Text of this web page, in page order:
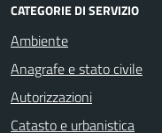
CATEGORIE DI SERVIZIO
Ambiente
Anagrafe e stato civile
Autorizzazioni
Catasto e urbanistica